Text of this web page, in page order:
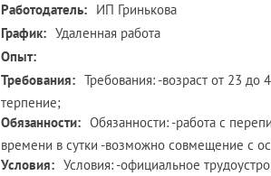
Работодатель: ИП Гринькова
График: Удаленная работа
Опыт:
Требования: Требования: -возраст от 23 до
терпение;
Обязанности: Обязанности: -работа с
времени в сутки -возможно совмещение с
Условия: Условия: -официальное